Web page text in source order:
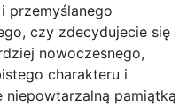
przemyślanego
czy zdecydujecie się
nowoczesnego,
charakteru i
niepowtarzalną pamiątką